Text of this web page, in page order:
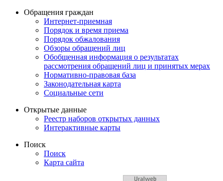
Обращения граждан
Интернет-приемная
Порядок и время приема
Порядок обжалования
Обзоры обращений лиц
Обобщенная информация о результатах
рассмотрения обращений лиц и принятых мерах
Нормативно-правовая база
Законодательная карта
Социальные сети
Открытые данные
Реестр наборов открытых данных
Интерактивные карты
Поиск
Поиск
Карта сайта